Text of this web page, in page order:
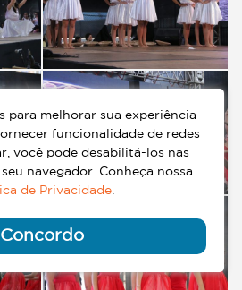
para melhorar sua experiência
funcionalidade de redes
você pode desabilitá-los nas
navegador. Conheça nossa
de Privacidade.
Concordo